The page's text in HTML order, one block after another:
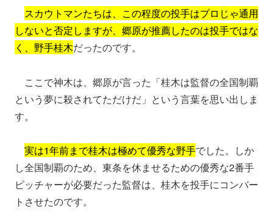
スカウトマンたちは、この程度の投手はプロじゃ通用
しないと否定しますが、郷原が推薦したのは投手ではな
く、野手桂木だったのです。
ここで神木は、郷原が言った「桂木は監督の全国制覇
という夢に殺されてただけだ」という言葉を思い出しま
す。
実は1年前まで桂木は極めて優秀な野手でした。しか
し全国制覇のため、東条を休ませるための優秀な2番手
ピッチャーが必要だった監督は、桂木を投手にコンバー
トさせたのです。